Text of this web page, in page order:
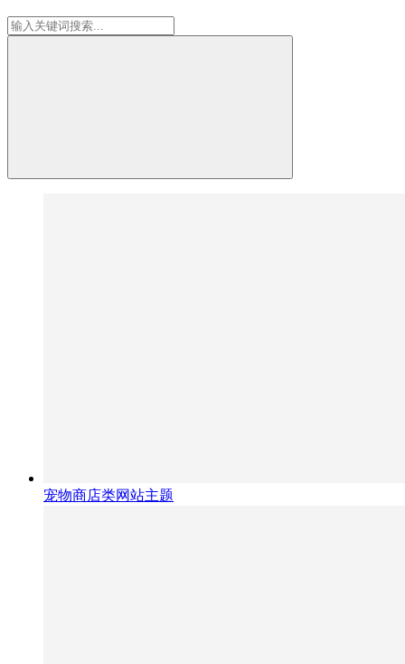
宠物商店类网站主题